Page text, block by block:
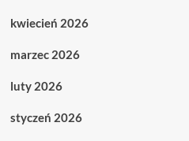
kwiecień 2026
marzec 2026
luty 2026
styczeń 2026